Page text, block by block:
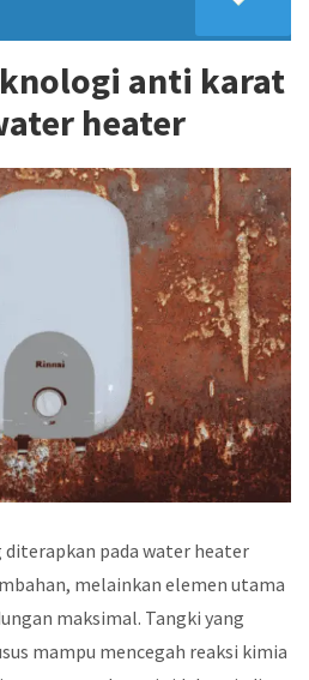
anti karat
heater
pada water heater
melainkan elemen utama
maksimal. Tangki yang
mampu mencegah reaksi kimia